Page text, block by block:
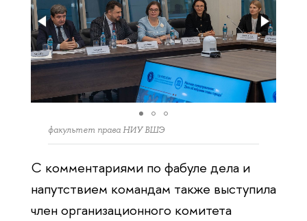
факультет права НИУ ВШЭ
С комментариями по фабуле дела и
напутствием командам также выступила
член организационного комитета